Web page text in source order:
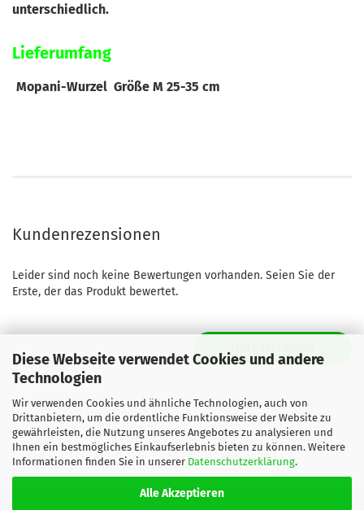
Diese Webseite verwendet Cookies und andere
Technologien
Wir verwenden Cookies und ähnliche Technologien, auch von
Drittanbietern, um die ordentliche Funktionsweise der Website zu
gewährleisten, die Nutzung unseres Angebotes zu analysieren und
Ihnen ein bestmögliches Einkaufserlebnis bieten zu können. Weitere
Informationen finden Sie in unserer Datenschutzerklärung.
Alle Akzeptieren
unterschiedlich.
Lieferumfang
Mopani-Wurzel Größe M 25-35 cm
Kundenrezensionen
Leider sind noch keine Bewertungen vorhanden. Seien Sie der
Erste, der das Produkt bewertet.